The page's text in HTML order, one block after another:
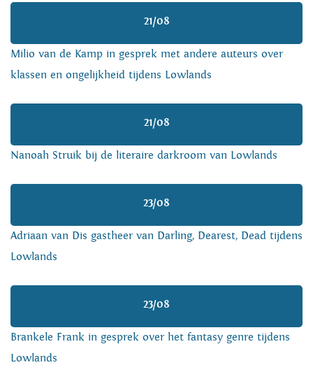
21/08
Milio van de Kamp in gesprek met andere auteurs over
klassen en ongelijkheid tijdens Lowlands
21/08
Nanoah Struik bij de literaire darkroom van Lowlands
23/08
Adriaan van Dis gastheer van Darling, Dearest, Dead tijdens
Lowlands
23/08
Brankele Frank in gesprek over het fantasy genre tijdens
Lowlands